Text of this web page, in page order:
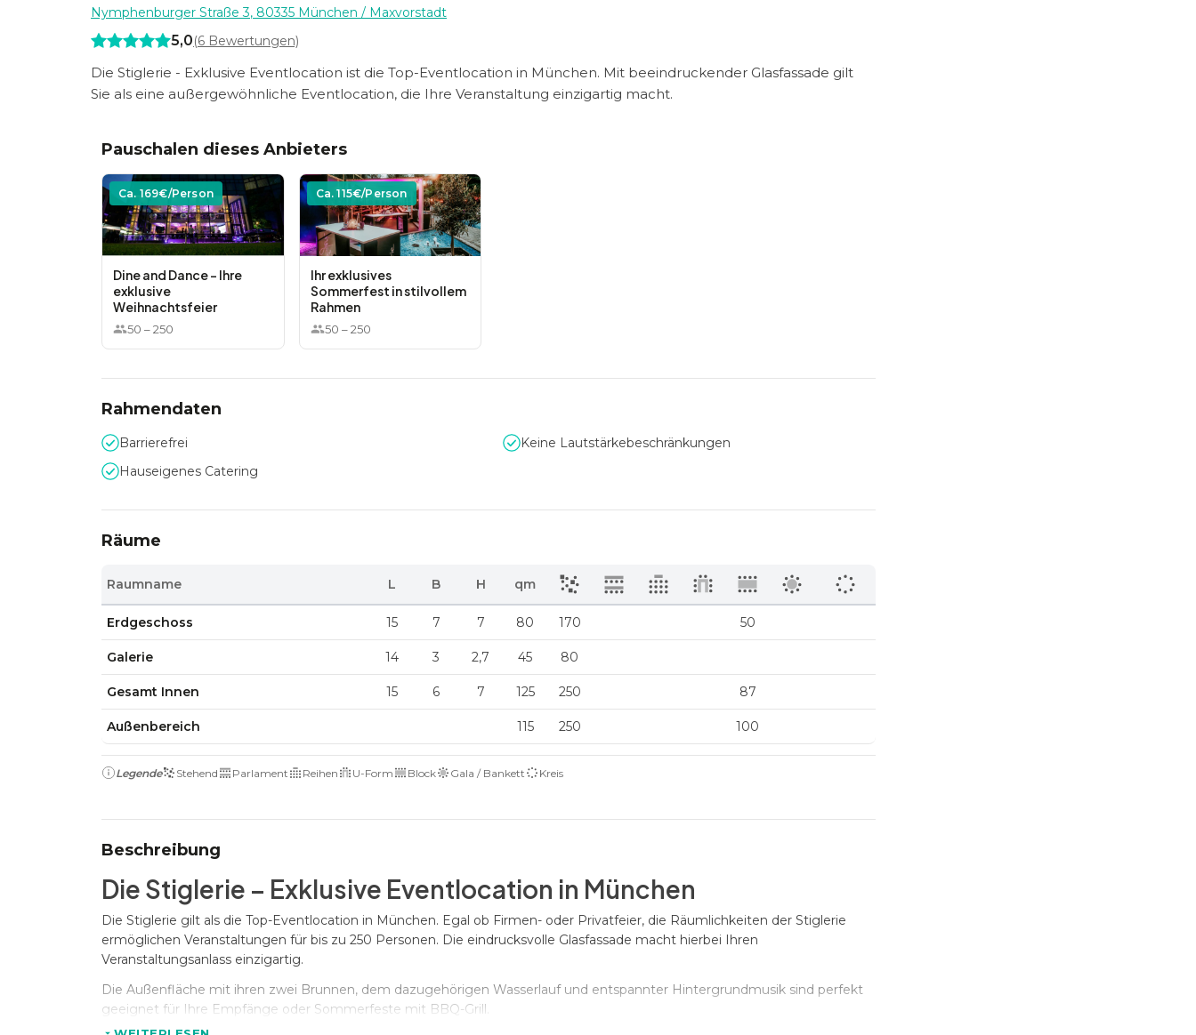
Nymphenburger Straße 3, 80335 München / Maxvorstadt
5,0(6 Bewertungen)
Die Stiglerie - Exklusive Eventlocation ist die Top-Eventlocation in München. Mit beeindruckender Glasfassade gilt
Sie als eine außergewöhnliche Eventlocation, die Ihre Veranstaltung einzigartig macht.
Pauschalen dieses Anbieters
Ca. 169€/Person
Dine and Dance - Ihre
exklusive
Weihnachtsfeier
50 –250
Ca.115€/Person
Ihr exklusives
Sommerfest in stilvollem
Rahmen
50 –250
Rahmendaten
Barrierefrei
Keine Lautstärkebeschränkungen
Hauseigenes Catering
Räume
Raumname L B H qm
Erdgeschoss 15 7 7 80 170 50
Galerie 14 3 2,7 45 80
Gesamt Innen 15 6 7 125 250 87
Außenbereich 115 250 100
Legende Stehend Parlament Reihen U-Form Block Gala / Bankett Kreis
Beschreibung
Die Stiglerie – Exklusive Eventlocation in München
Die Stiglerie gilt als die Top-Eventlocation in München. Egal ob Firmen- oder Privatfeier, die Räumlichkeiten der Stiglerie
ermöglichen Veranstaltungen für bis zu 250 Personen. Die eindrucksvolle Glasfassade macht hierbei Ihren
Veranstaltungsanlass einzigartig.
Die Außenfläche mit ihren zwei Brunnen, dem dazugehörigen Wasserlauf und entspannter Hintergrundmusik sind perfekt
geeignet für Ihre Empfänge oder Sommerfeste mit BBQ-Grill.